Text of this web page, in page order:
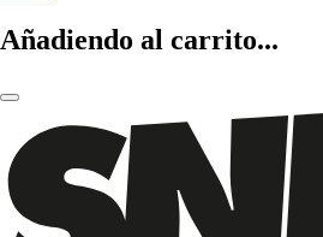
Añadiendo al carrito...